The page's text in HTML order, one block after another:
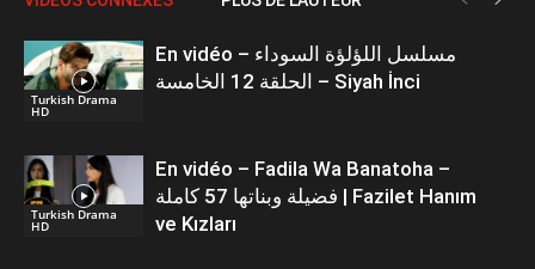
Turkish Drama
HD
En vidéo – مسلسل اللؤلؤة السوداء
الحلقة 12 الخامسة – Siyah İnci
Turkish Drama
HD
En vidéo – Fadila Wa Banatoha –
فضيلة وبناتها 57 كاملة | Fazilet Hanım
ve Kızları